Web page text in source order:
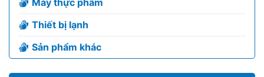
Máy thực phẩm
Thiết bị lạnh
Sản phẩm khác